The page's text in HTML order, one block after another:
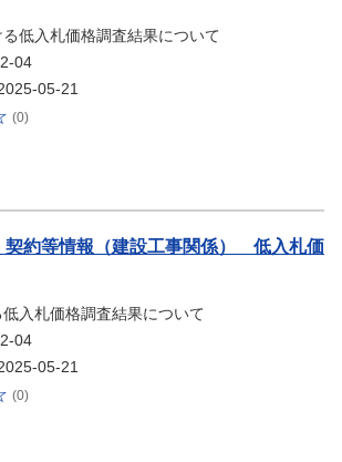
低入札価格調査結果について
04
05-21
(0)
契約等情報（建設工事関係） 低入札価
入札価格調査結果について
04
05-21
(0)